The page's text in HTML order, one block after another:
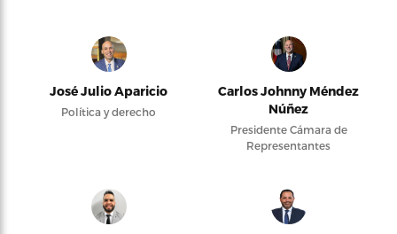
José Julio Aparicio
Política y derecho
Carlos Johnny Méndez
Núñez
Presidente Cámara de
Representantes